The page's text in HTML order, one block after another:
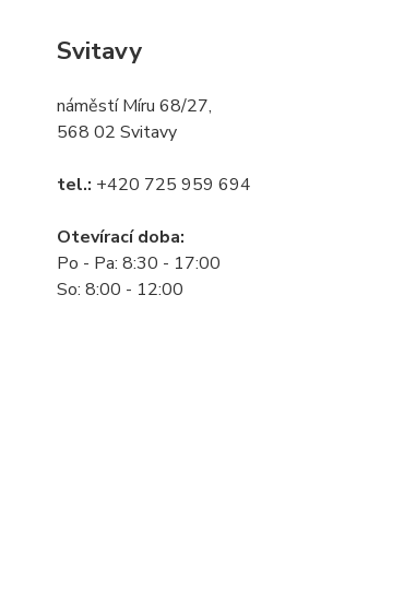
Svitavy
náměstí Míru 68/27,
568 02 Svitavy
tel.: +420 725 959 694
Otevírací doba:
Po - Pa: 8:30 - 17:00
So: 8:00 - 12:00